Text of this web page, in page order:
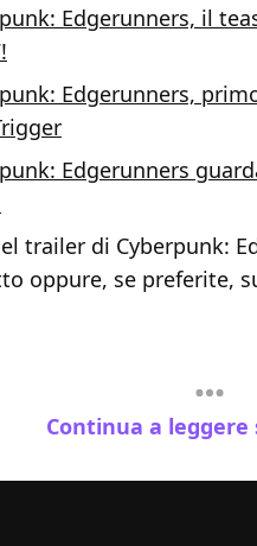
Edgerunners, il
Edgerunners,
Edgerunners
trailer di Cyberpunk:
oppure, se preferite,
Continua a leggere